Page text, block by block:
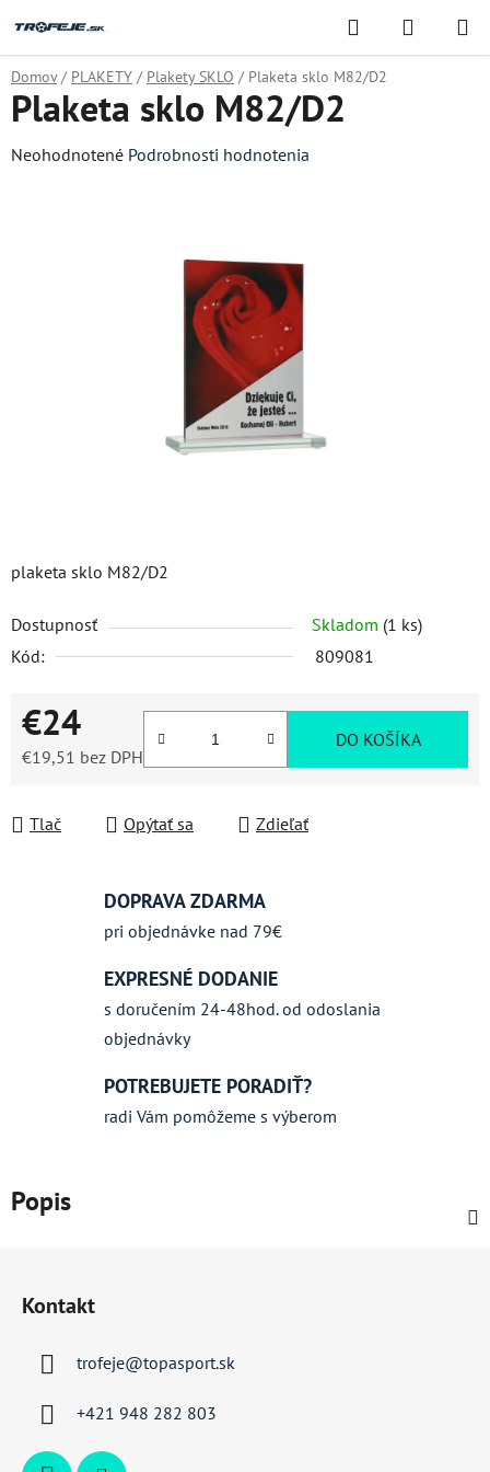
na
obsah
Hľadať
KOŠÍK
Domov / PLAKETY / Plakety SKLO / Plaketa sklo M82/D2
plaketa sklo M82/D2
Dostupnosť Skladom (1 ks)
Kód:
809081
€24
€19,51 bez DPH
DO KOŠÍKA
Tlač Opýtať sa Zdieľať
Plaketa sklo M82/D2
Priemerné
Neohodnotené Podrobnosti hodnotenia
DOPRAVA ZDARMA
pri objednávke nad 79€
EXPRESNÉ DODANIE
s doručením 24-48hod. od odoslania
objednávky
POTREBUJETE PORADIŤ?
radi Vám pomôžeme s výberom
Popis
Kontakt
trofeje@topasport.sk
+421 948 282 803